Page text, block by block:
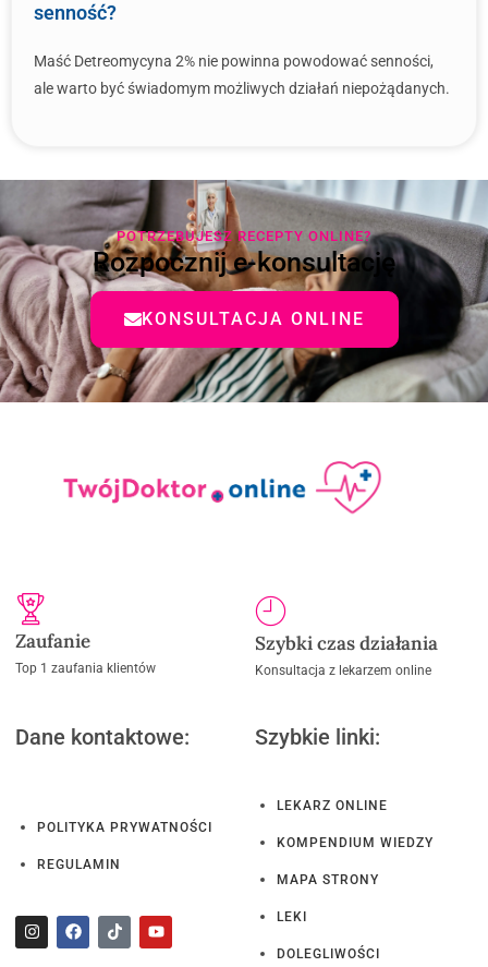
senność?
Maść Detreomycyna 2% nie powinna powodować senności,
ale warto być świadomym możliwych działań niepożądanych.
POTRZEBUJESZ RECEPTY ONLINE?
Rozpocznij e-konsultację
KONSULTACJA ONLINE
Zaufanie
Top 1 zaufania klientów
Szybki czas działania
Konsultacja z lekarzem online
Dane kontaktowe:
POLITYKA PRYWATNOŚCI
REGULAMIN
Szybkie linki:
LEKARZ ONLINE
KOMPENDIUM WIEDZY
MAPA STRONY
LEKI
DOLEGLIWOŚCI